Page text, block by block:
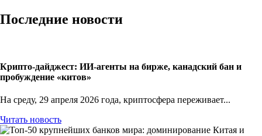
Последние новости
Крипто-дайджест: ИИ-агенты на бирже, канадский бан и
пробуждение «китов»
На среду, 29 апреля 2026 года, криптосфера переживает...
Читать новость